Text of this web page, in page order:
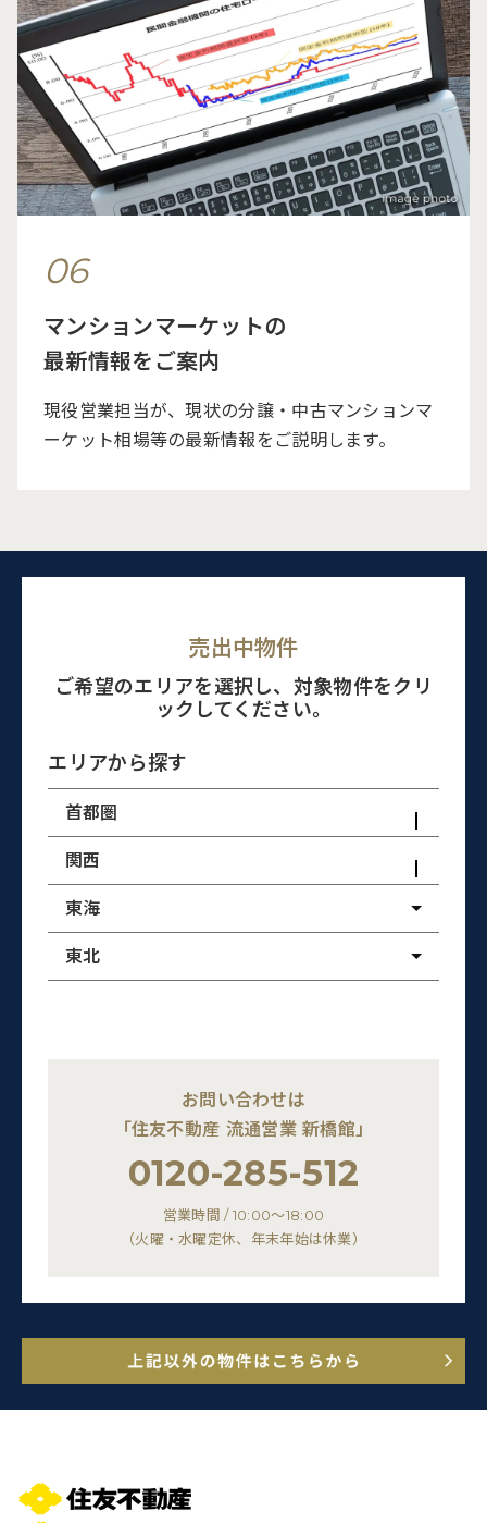
06
マンションマーケットの
最新情報をご案内
現役営業担当が、現状の分譲・中古マンションマ
ーケット相場等の最新情報をご説明します。
売出中物件
ご希望のエリアを選択し、対象物件をクリ
ックしてください。
エリアから探す
首都圏
関西
東海
東北
お問い合わせは
「住友不動産 流通営業 新橋館」
0120-285-512
営業時間 / 10:00～18:00
（火曜・水曜定休、年末年始は休業）